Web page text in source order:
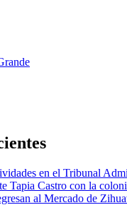
en el Tribunal
Tapia Castro con la
al Mercado de